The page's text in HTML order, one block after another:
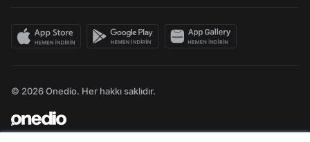
© 2026 Onedio. Her hakkı saklıdır.